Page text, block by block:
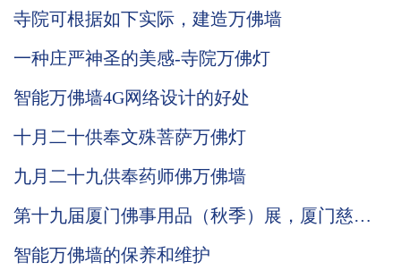
寺院可根据如下实际，建造万佛墙
一种庄严神圣的美感-寺院万佛灯
智能万佛墙4G网络设计的好处
十月二十供奉文殊菩萨万佛灯
九月二十九供奉药师佛万佛墙
第十九届厦门佛事用品（秋季）展，厦门慈愿
智能万佛墙的保养和维护